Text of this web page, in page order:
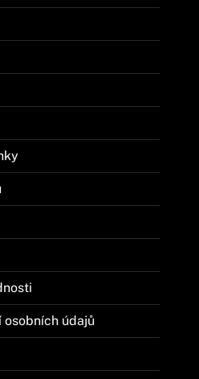
osobních údajů